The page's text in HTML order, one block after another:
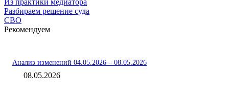
Разбираем решение суда
СВО
Рекомендуем
Анализ изменений 04.05.2026 – 08.05.2026
08.05.2026